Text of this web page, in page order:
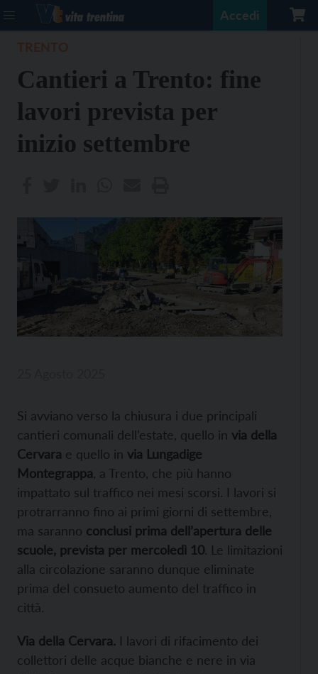
Accedi
Cantieri a Trento: fine
lavori prevista per
inizio settembre
Si avviano verso la chiusura i due principali
cantieri comunali dell’estate, quello in via della
Cervara e quello in via Lungadige
Montegrappa , a Trento, che più hanno
impattato sul traffico nei mesi scorsi. I lavori si
protrarranno fino ai primi giorni di settembre,
ma saranno conclusi prima dell’apertura delle
scuole, prevista per mercoledì 10. Le limitazioni
alla circolazione saranno dunque eliminate
prima del consueto aumento del traffico in
città.
Via della Cervara. I lavori di rifacimento dei
collettori delle acque bianche e nere in via